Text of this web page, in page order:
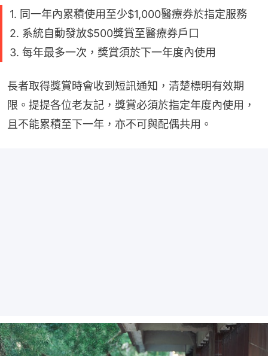
1. 同一年內累積使用至少$1,000醫療券於指定服務
2. 系統自動發放$500獎賞至醫療券戶口
3. 每年最多一次，獎賞須於下一年度內使用
長者取得獎賞時會收到短訊通知，清楚標明有效期
限。提提各位老友記，獎賞必須於指定年度內使用，
且不能累積至下一年，亦不可與配偶共用。